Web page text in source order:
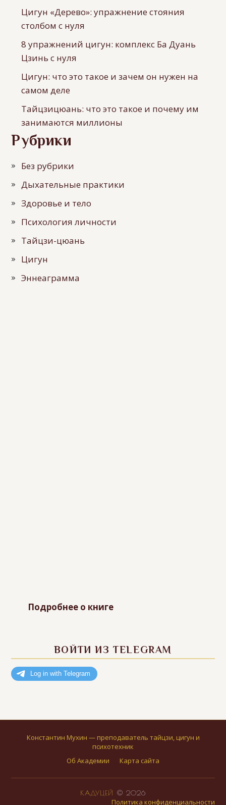
Цигун «Дерево»: упражнение стояния
столбом с нуля
8 упражнений цигун: комплекс Ба Дуань
Цзинь с нуля
Цигун: что это такое и зачем он нужен на
самом деле
Тайцзицюань: что это такое и почему им
занимаются миллионы
Рубрики
Без рубрики
Дыхательные практики
Здоровье и тело
Психология личности
Тайцзи-цюань
Цигун
Эннеаграмма
Подробнее о книге
ВОЙТИ ИЗ TELEGRAM
Константин Мухин — преподаватель тайцзи, цигун и
психотехник
Об Академии
Карта сайта
КАДУЦЕЙ © 2026
Политика конфиденциальности